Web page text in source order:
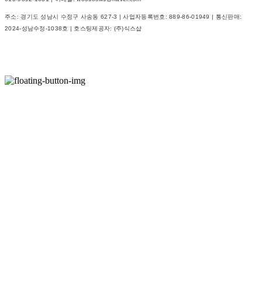
주소: 경기도 성남시 수정구 사송동 627-3 | 사업자등록번호:889-86-01949 | 통신판매:
2024-성남수정-1038호 | 호스팅제공자: (주)식스샵